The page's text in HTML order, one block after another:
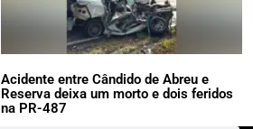
Acidente entre Cândido de Abreu e
Reserva deixa um morto e dois feridos
na PR-487